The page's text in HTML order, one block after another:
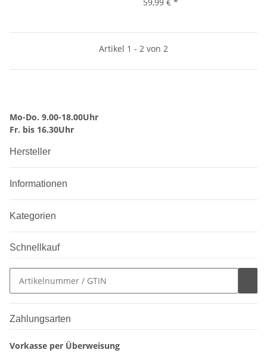
Artikel 1 - 2 von 2
Mo-Do. 9.00-18.00Uhr
Fr. bis 16.30Uhr
Hersteller
Informationen
Kategorien
Schnellkauf
Zahlungsarten
Vorkasse per Überweisung